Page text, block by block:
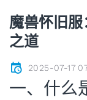
魔兽怀旧
之道
2025-07-17
一、什么